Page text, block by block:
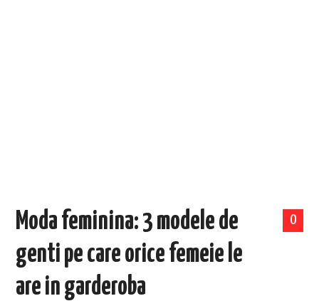
0
Moda feminina: 3 modele de
genti pe care orice femeie le
are in garderoba